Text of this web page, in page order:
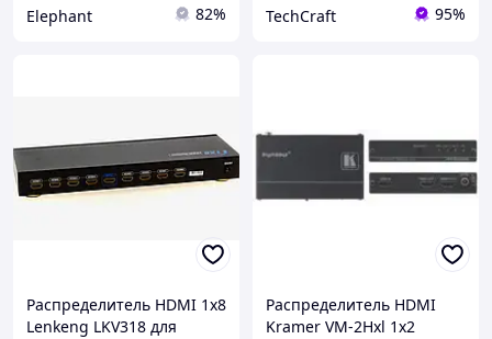
Elephant 82% TechCraft 95%
Распределитель HDMI 1x8
Lenkeng LKV318 для
Распределитель HDMI
Kramer VM-2Hxl 1х2